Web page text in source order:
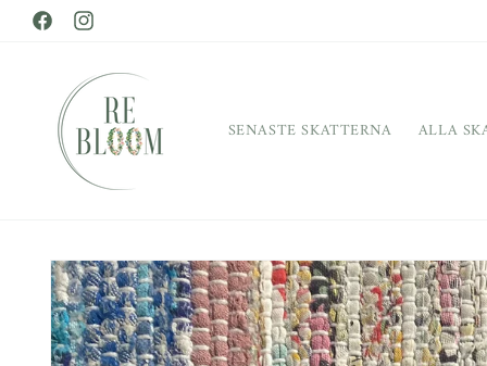
vidare
till
FacebookInstagram
SENASTE SKATTERNA ALLA
Gå vidare till
produktinformation